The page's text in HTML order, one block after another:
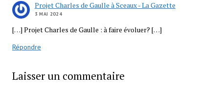
Projet Charles de Gaulle à Sceaux - La Gazette
3 MAI 2024
[…] Projet Charles de Gaulle : à faire évoluer? […]
Répondre
Laisser un commentaire